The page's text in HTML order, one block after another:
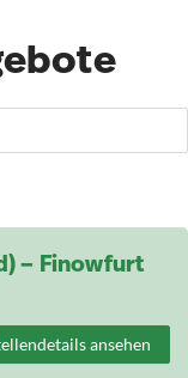
– Finowfurt
ansehen